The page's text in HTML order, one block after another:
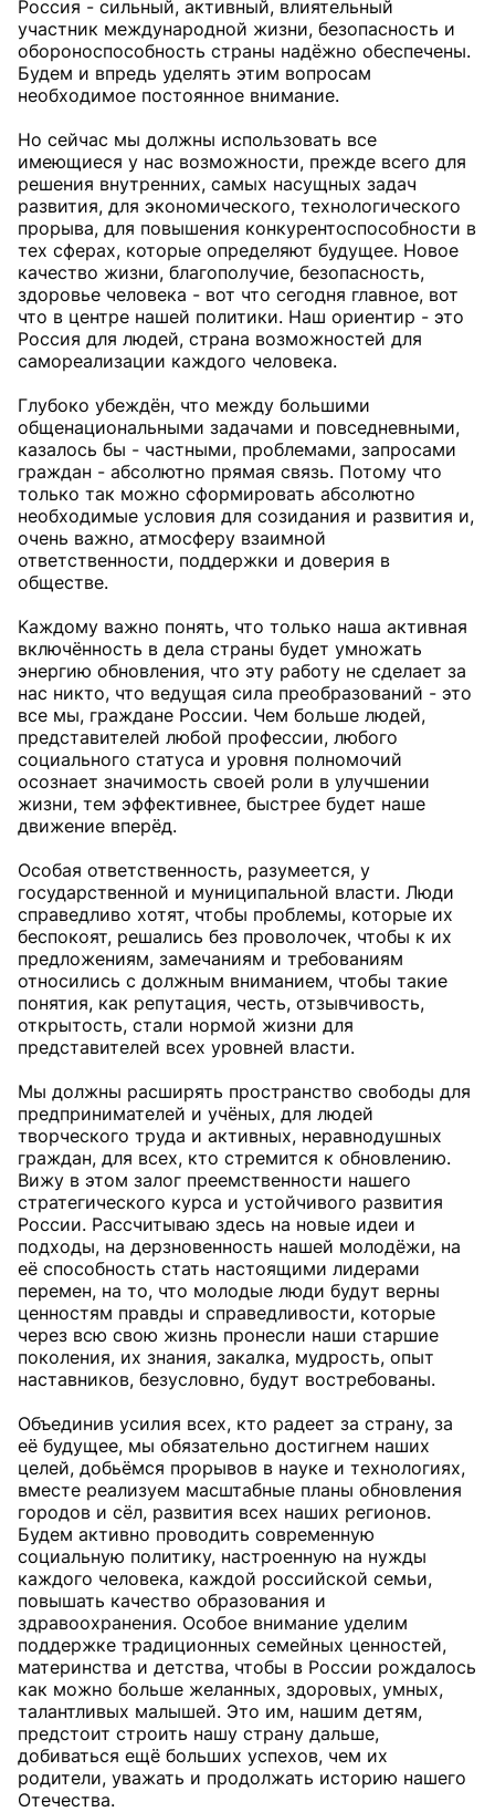
Россия - сильный, активный, влиятельный
участник международной жизни, безопасность и
обороноспособность страны надёжно обеспечены.
Будем и впредь уделять этим вопросам
необходимое постоянное внимание.
Но сейчас мы должны использовать все
имеющиеся у нас возможности, прежде всего для
решения внутренних, самых насущных задач
развития, для экономического, технологического
прорыва, для повышения конкурентоспособности в
тех сферах, которые определяют будущее. Новое
качество жизни, благополучие, безопасность,
здоровье человека - вот что сегодня главное, вот
что в центре нашей политики. Наш ориентир - это
Россия для людей, страна возможностей для
самореализации каждого человека.
Глубоко убеждён, что между большими
общенациональными задачами и повседневными,
казалось бы - частными, проблемами, запросами
граждан - абсолютно прямая связь. Потому что
только так можно сформировать абсолютно
необходимые условия для созидания и развития и,
очень важно, атмосферу взаимной
ответственности, поддержки и доверия в
обществе.
Каждому важно понять, что только наша активная
включённость в дела страны будет умножать
энергию обновления, что эту работу не сделает за
нас никто, что ведущая сила преобразований - это
все мы, граждане России. Чем больше людей,
представителей любой профессии, любого
социального статуса и уровня полномочий
осознает значимость своей роли в улучшении
жизни, тем эффективнее, быстрее будет наше
движение вперёд.
Особая ответственность, разумеется, у
государственной и муниципальной власти. Люди
справедливо хотят, чтобы проблемы, которые их
беспокоят, решались без проволочек, чтобы к их
предложениям, замечаниям и требованиям
относились с должным вниманием, чтобы такие
понятия, как репутация, честь, отзывчивость,
открытость, стали нормой жизни для
представителей всех уровней власти.
Мы должны расширять пространство свободы для
предпринимателей и учёных, для людей
творческого труда и активных, неравнодушных
граждан, для всех, кто стремится к обновлению.
Вижу в этом залог преемственности нашего
стратегического курса и устойчивого развития
России. Рассчитываю здесь на новые идеи и
подходы, на дерзновенность нашей молодёжи, на
её способность стать настоящими лидерами
перемен, на то, что молодые люди будут верны
ценностям правды и справедливости, которые
через всю свою жизнь пронесли наши старшие
поколения, их знания, закалка, мудрость, опыт
наставников, безусловно, будут востребованы.
Объединив усилия всех, кто радеет за страну, за
её будущее, мы обязательно достигнем наших
целей, добьёмся прорывов в науке и технологиях,
вместе реализуем масштабные планы обновления
городов и сёл, развития всех наших регионов.
Будем активно проводить современную
социальную политику, настроенную на нужды
каждого человека, каждой российской семьи,
повышать качество образования и
здравоохранения. Особое внимание уделим
поддержке традиционных семейных ценностей,
материнства и детства, чтобы в России рождалось
как можно больше желанных, здоровых, умных,
талантливых малышей. Это им, нашим детям,
предстоит строить нашу страну дальше,
добиваться ещё больших успехов, чем их
родители, уважать и продолжать историю нашего
Отечества.